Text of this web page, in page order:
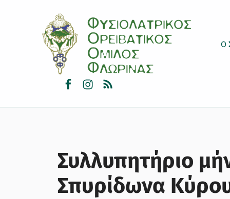
Ο
facebookinstagram
rss
Συλλυπητήριο
Σπυρίδωνα